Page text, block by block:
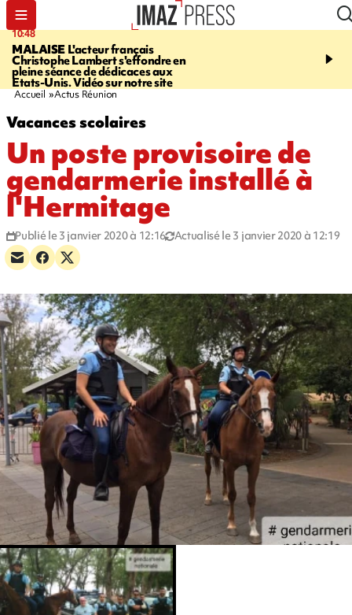
10:48
MALAISE L'acteur français
Christophe Lambert s'effondre en
pleine séance de dédicaces aux
Etats-Unis. Vidéo sur notre site
13:48
l'Ouest pour le début
Accueil Actus Réunion
Vacances scolaires
Un poste provisoire de
gendarmerie installé à
l'Hermitage
Publié le 3 janvier 2020 à 12:16 Actualisé le 3 janvier 2020 à 12:19